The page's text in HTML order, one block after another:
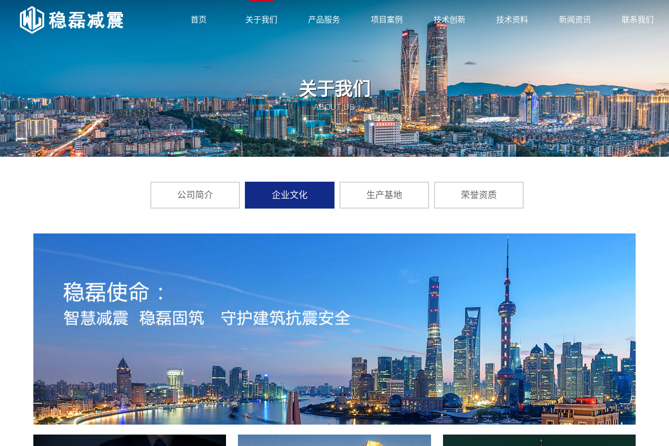
首页 关于我们
生产基地
荣誉资质
产品服务
抗震支吊架
项目案例
医院项目
其它项目
技术创新
研发优势
技术团队
技术服务
知识产权
技术资料
实验报告
新闻资讯
减震专篇
联系我们
关于我们
ABOUT US
公司简介 企业文化 生产基地 荣誉资质